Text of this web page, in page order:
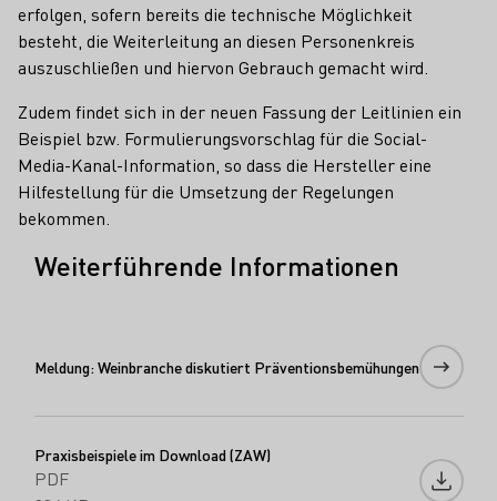
erfolgen, sofern bereits die technische Möglichkeit
besteht, die Weiterleitung an diesen Personenkreis
auszuschließen und hiervon Gebrauch gemacht wird.
Zudem findet sich in der neuen Fassung der Leitlinien ein
Beispiel bzw. Formulierungsvorschlag für die Social-
Media-Kanal-Information, so dass die Hersteller eine
Hilfestellung für die Umsetzung der Regelungen
bekommen.
Weiterführende Informationen
Meldung: Weinbranche diskutiert Präventionsbemühungen
Praxisbeispiele im Download (ZAW)
PDF
Datei